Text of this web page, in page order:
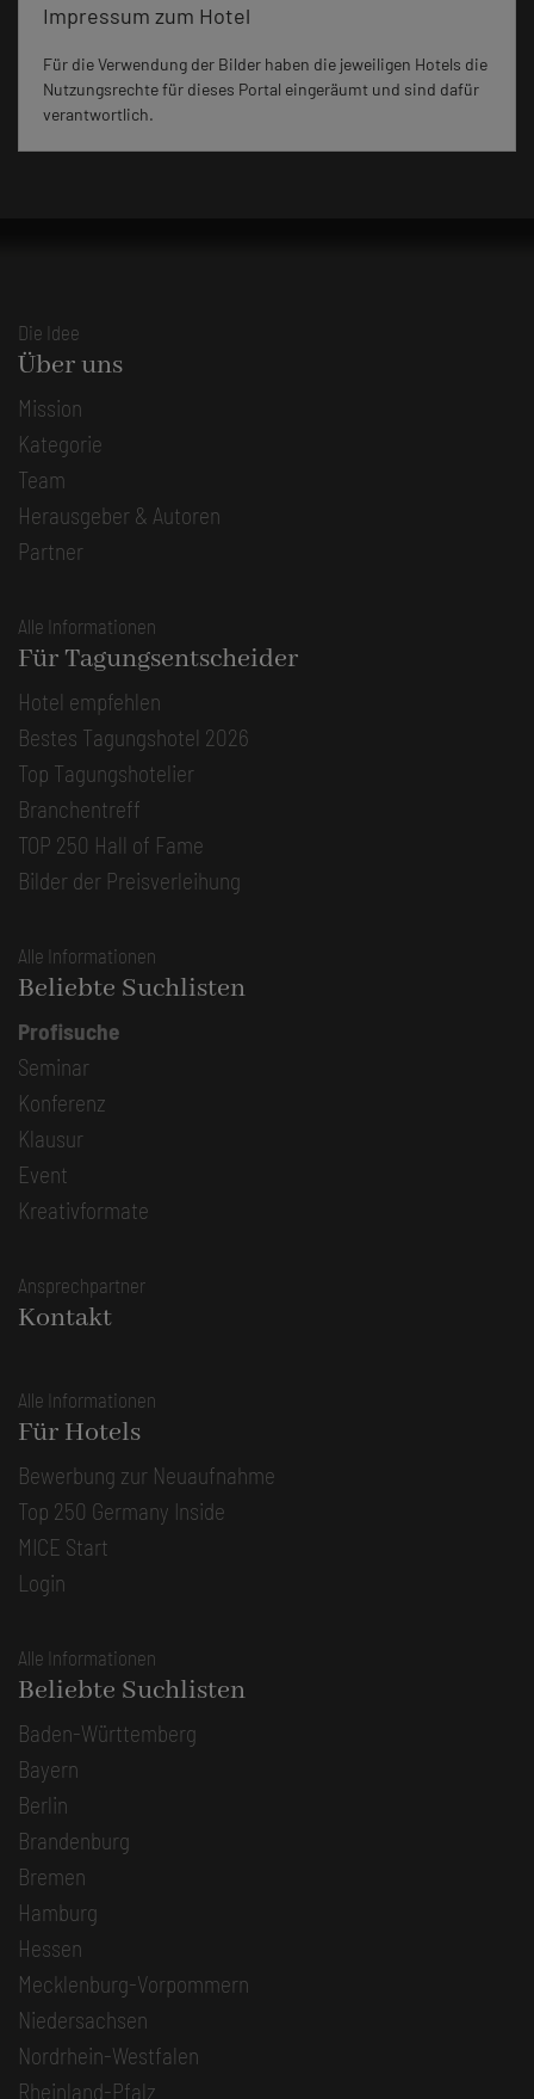
Impressum zum Hotel
Für die Verwendung der Bilder haben die jeweiligen Hotels die
Nutzungsrechte für dieses Portal eingeräumt und sind dafür
verantwortlich.
Die Idee
Über uns
Mission
Kategorie
Team
Herausgeber & Autoren
Partner
Alle Informationen
Für Tagungsentscheider
Hotel empfehlen
Bestes Tagungshotel 2026
Top Tagungshotelier
Branchentreff
TOP 250 Hall of Fame
Bilder der Preisverleihung
Alle Informationen
Beliebte Suchlisten
Profisuche
Seminar
Konferenz
Klausur
Event
Kreativformate
Ansprechpartner
Kontakt
Alle Informationen
Für Hotels
Bewerbung zur Neuaufnahme
Top 250 Germany Inside
MICE Start
Login
Alle Informationen
Beliebte Suchlisten
Baden-Württemberg
Bayern
Berlin
Brandenburg
Bremen
Hamburg
Hessen
Mecklenburg-Vorpommern
Niedersachsen
Nordrhein-Westfalen
Rheinland-Pfalz